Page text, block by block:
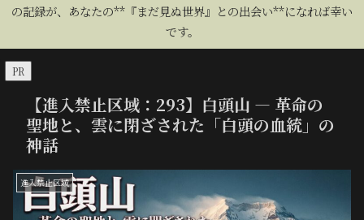
の記録が、あなたの**『まだ見ぬ世界』との出会い**になれば幸い
です。
PR
【進入禁止区域：293】白頭山 — 革命の
聖地と、雲に閉ざされた「白頭の血統」の
神話
進入禁止区域